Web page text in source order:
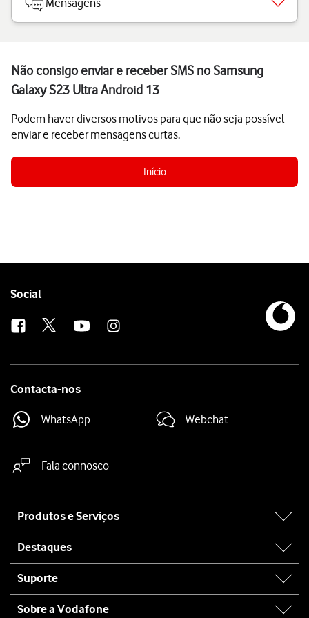
Mensagens
Não consigo enviar e receber SMS no Samsung
Galaxy S23 Ultra Android 13
Podem haver diversos motivos para que não seja possível
enviar e receber mensagens curtas.
Início
Follow
Social
Contacta-nos
WhatsApp Webchat
Fala connosco
map
Produtos e Serviços
Destaques
Suporte
Sobre a Vodafone